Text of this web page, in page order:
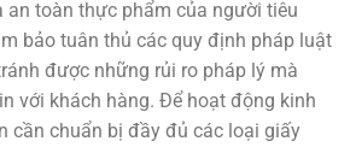
an toàn thực phẩm của người tiêu
bảo tuân thủ các quy định pháp luật
được những rủi ro pháp lý mà
với khách hàng. Để hoạt động kinh
cần chuẩn bị đầy đủ các loại giấy